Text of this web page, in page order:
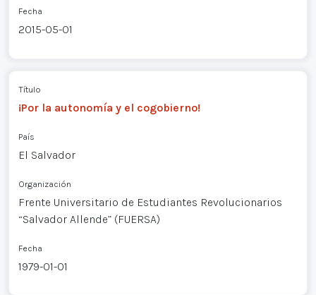
Fecha
2015-05-01
Título
¡Por la autonomía y el cogobierno!
País
El Salvador
Organización
Frente Universitario de Estudiantes Revolucionarios
“Salvador Allende” (FUERSA)
Fecha
1979-01-01